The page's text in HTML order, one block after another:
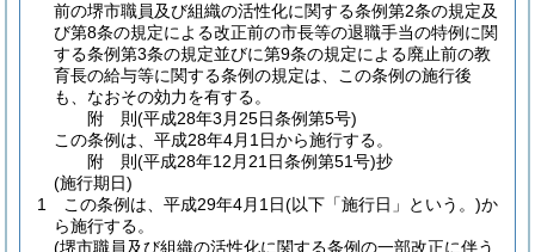
前の堺市職員及び組織の活性化に関する条例第2条の規定及
び第8条の規定による改正前の市長等の退職手当の特例に関
する条例第3条の規定並びに第9条の規定による廃止前の教
育長の給与等に関する条例の規定は、この条例の施行後
も、なおその効力を有する。
附 則(平成28年3月25日条例第5号)
この条例は、平成28年4月1日から施行する。
附 則(平成28年12月21日条例第51号)抄
(施行期日)
1
この条例は、平成29年4月1日(以下「施行日」という。)か
ら施行する。
(堺市職員及び組織の活性化に関する条例の一部改正に伴う